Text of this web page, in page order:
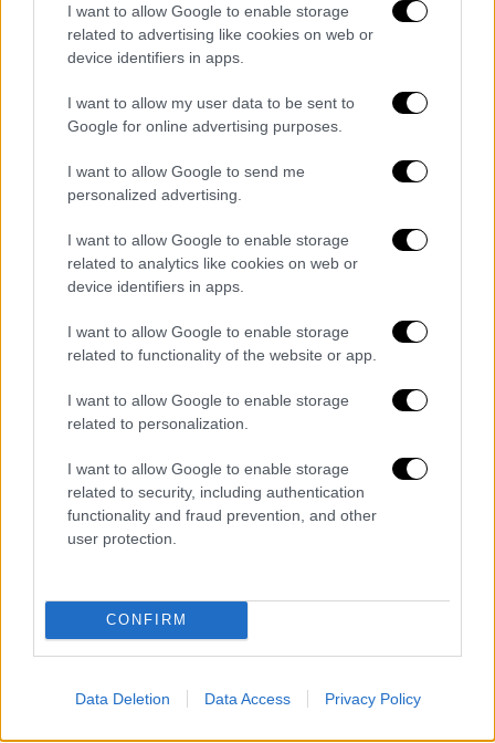
I want to allow Google to enable storage
related to advertising like cookies on web or
device identifiers in apps.
I want to allow my user data to be sent to
Google for online advertising purposes.
I want to allow Google to send me
personalized advertising.
I want to allow Google to enable storage
related to analytics like cookies on web or
device identifiers in apps.
I want to allow Google to enable storage
related to functionality of the website or app.
I want to allow Google to enable storage
related to personalization.
I want to allow Google to enable storage
related to security, including authentication
functionality and fraud prevention, and other
user protection.
CONFIRM
Data Deletion Data Access Privacy Policy
Ο Κύργιος στον τελευταίο πόντο του
Τσόριτς κοντοστάθηκε αμήχανα και αυτό
θεωρήθηκε προσβολή στον αντίπαλο ενώ
στην καθιερωμένη χειραψία προς τον
διαιτητή του είπε ειρωνικά «καλή δουλειά».
🇭🇷@borna_coricis in the last 8️⃣
The 11th seed played some brilliant
tennis to d. Kyrgios 4-6 6-3 6-
2 #MiamiOpen
pic.twitter.com/CtFVblYdd0
2019
Και όλα αυτά ενώ στον προηγούμενο αγώνα
είχε έντονο φραστικό επεισόδιο με θεατή ο
οποίος μάλιστα αποβλήθηκε από τις
εξέδρες .
και ούρλιαζαν, λέγοντας αηδίες. Δεν θα τ'
ανεχτώ. Έπαιξα δύο ώρες και είκοσι λεπτά
έβρισα. Του είπα "άντε γαμ.... Ίσως να μην